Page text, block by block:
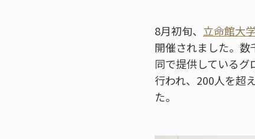
8月初旬、 立命館大
開催されました。数
同で提供しているグ
行われ、200人を超
た。